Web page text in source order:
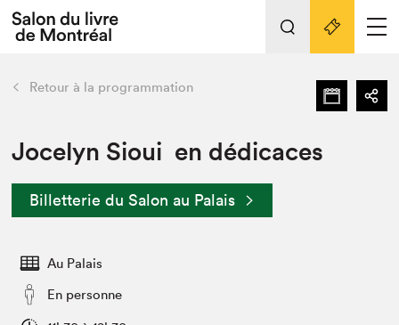
L'événement
Préparer sa visite au Salon
Actualités
SLM PRO
retour Nos activités
Préparer sa visite
Salon dans la ville et en ligne
Liens pratiques
Retour à la programmation
Jocelyn Sioui en dédicaces
Billetterie du Salon au Palais
Au Palais
En personne